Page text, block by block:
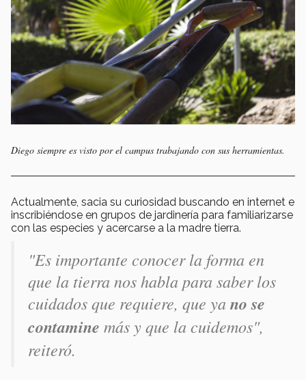
Diego siempre es visto por el campus trabajando con sus herramientas.
Actualmente, sacia su curiosidad buscando en internet e
inscribiéndose en grupos de jardinería para familiarizarse
con las especies y acercarse a la madre tierra.
"Es importante conocer la forma en
que la tierra nos habla para saber los
cuidados que requiere, que yano se
contamine más y que la cuidemos",
reiteró.